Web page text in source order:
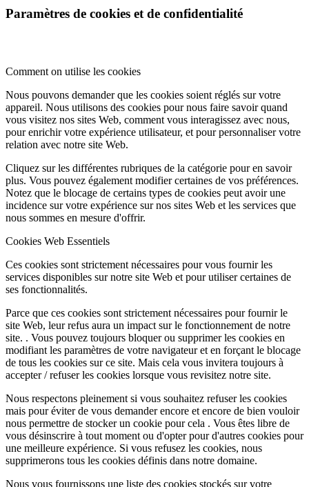
Paramètres de cookies et de confidentialité
Comment on utilise les cookies
Nous pouvons demander que les cookies soient réglés sur votre
appareil. Nous utilisons des cookies pour nous faire savoir quand
vous visitez nos sites Web, comment vous interagissez avec nous,
pour enrichir votre expérience utilisateur, et pour personnaliser votre
relation avec notre site Web.
Cliquez sur les différentes rubriques de la catégorie pour en savoir
plus. Vous pouvez également modifier certaines de vos préférences.
Notez que le blocage de certains types de cookies peut avoir une
incidence sur votre expérience sur nos sites Web et les services que
nous sommes en mesure d'offrir.
Cookies Web Essentiels
Ces cookies sont strictement nécessaires pour vous fournir les
services disponibles sur notre site Web et pour utiliser certaines de
ses fonctionnalités.
Parce que ces cookies sont strictement nécessaires pour fournir le
site Web, leur refus aura un impact sur le fonctionnement de notre
site. . Vous pouvez toujours bloquer ou supprimer les cookies en
modifiant les paramètres de votre navigateur et en forçant le blocage
de tous les cookies sur ce site. Mais cela vous invitera toujours à
accepter / refuser les cookies lorsque vous revisitez notre site.
Nous respectons pleinement si vous souhaitez refuser les cookies
mais pour éviter de vous demander encore et encore de bien vouloir
nous permettre de stocker un cookie pour cela . Vous êtes libre de
vous désinscrire à tout moment ou d'opter pour d'autres cookies pour
une meilleure expérience. Si vous refusez les cookies, nous
supprimerons tous les cookies définis dans notre domaine.
Nous vous fournissons une liste des cookies stockés sur votre